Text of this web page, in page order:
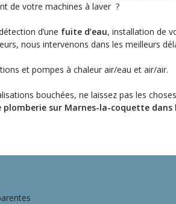
de votre machines à laver ?
d’une fuite d’eau, installation de
nous intervenons dans les meilleurs
et pompes à chaleur air/eau et air/air.
bouchées, ne laissez pas les
sur Marnes-la-coquette dans